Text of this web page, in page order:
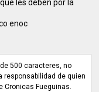
les deben por la
enoc
500 caracteres, no
responsabilidad de quien
Cronicas Fueguinas.